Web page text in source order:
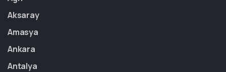
Aksaray
Amasya
Ankara
Antalya